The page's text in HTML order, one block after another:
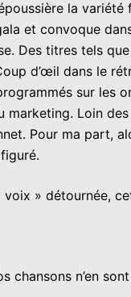
la
et convoque
Des titres tels
d’œil dans le
sur les
Loin
Pour ma part,
» détournée,
chansons n’en